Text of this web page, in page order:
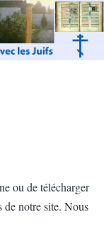
ou de télécharger
de notre site. Nous